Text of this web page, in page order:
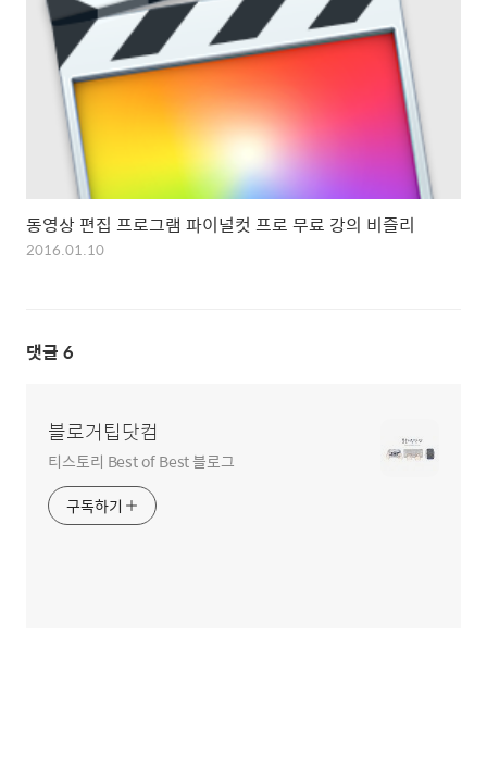
동영상 편집 프로그램 파이널컷 프로 무료 강의 비즐리
2016.01.10
댓글 6
블로거팁닷컴
티스토리 Best of Best 블로그
구독하기